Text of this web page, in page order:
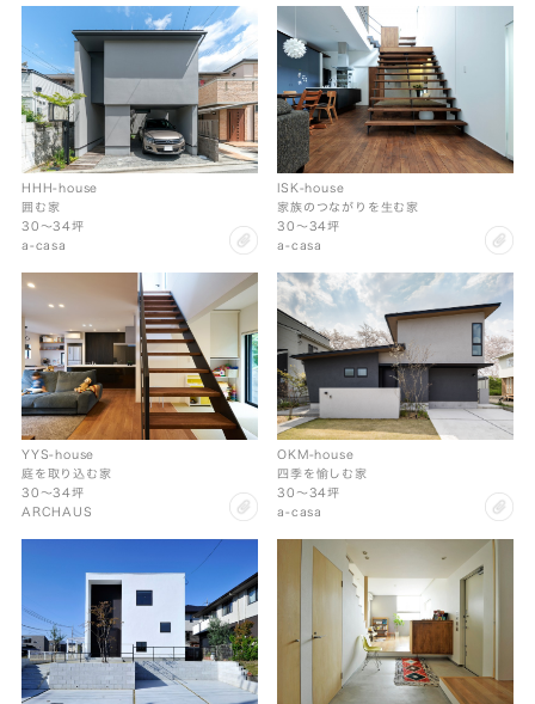
HHH-house
囲む家
30〜34坪
a-casa
ISK-house
家族のつながりを生む家
30〜34坪
a-casa
YYS-house
庭を取り込む家
30〜34坪
ARCHAUS
OKM-house
四季を愉しむ家
30〜34坪
a-casa